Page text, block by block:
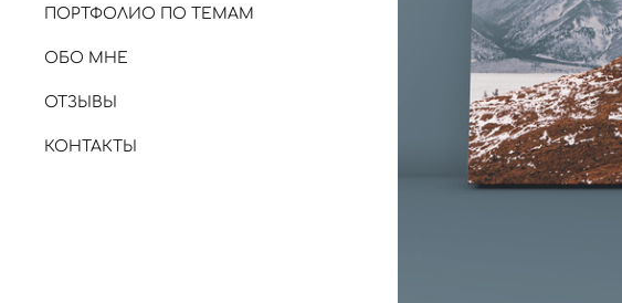
ПОРТФОЛИО ПО ТЕМАМ
ОБО МНЕ
ОТЗЫВЫ
КОНТАКТЫ